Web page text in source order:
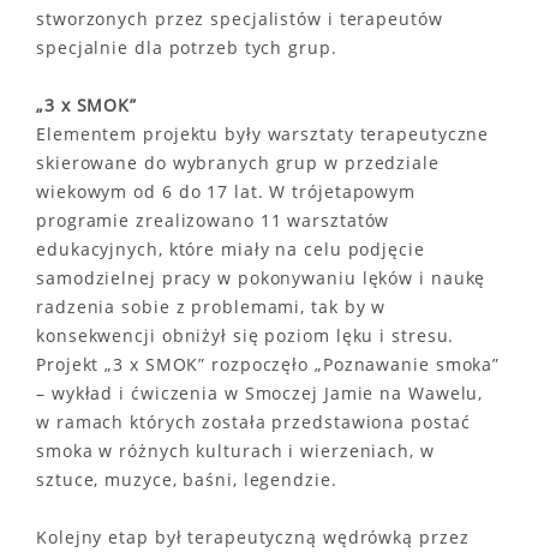
stworzonych przez specjalistów i terapeutów
specjalnie dla potrzeb tych grup.
„3 x SMOK”
Elementem projektu były warsztaty terapeutyczne
skierowane do wybranych grup w przedziale
wiekowym od 6 do 17 lat. W trójetapowym
programie zrealizowano 11 warsztatów
edukacyjnych, które miały na celu podjęcie
samodzielnej pracy w pokonywaniu lęków i naukę
radzenia sobie z problemami, tak by w
konsekwencji obniżył się poziom lęku i stresu.
Projekt „3 x SMOK” rozpoczęło „Poznawanie smoka”
– wykład i ćwiczenia w Smoczej Jamie na Wawelu,
w ramach których została przedstawiona postać
smoka w różnych kulturach i wierzeniach, w
sztuce, muzyce, baśni, legendzie.
Kolejny etap był terapeutyczną wędrówką przez